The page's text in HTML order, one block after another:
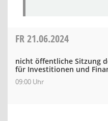
FR21.06.2024
nicht öffentliche Sitzung
für Investitionen und
09:00 Uhr